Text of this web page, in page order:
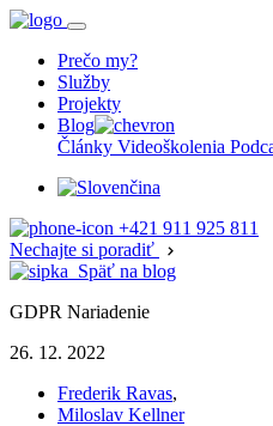
Prečo my?
Služby
Projekty
Blog
Články Videoškolenia
+421 911 925 811
Nechajte si poradiť
Späť na blog
GDPR Nariadenie
26. 12. 2022
Frederik Ravas,
Miloslav Kellner